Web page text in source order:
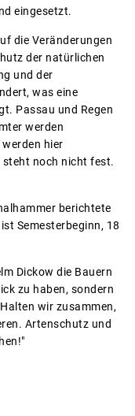
eingesetzt.
die Veränderungen
der natürlichen
und der
was eine
Passau und Regen
werden
hier
noch nicht fest.
berichtete
Semesterbeginn, 18
Dickow die Bauern
zu haben, sondern
wir zusammen,
Artenschutz und